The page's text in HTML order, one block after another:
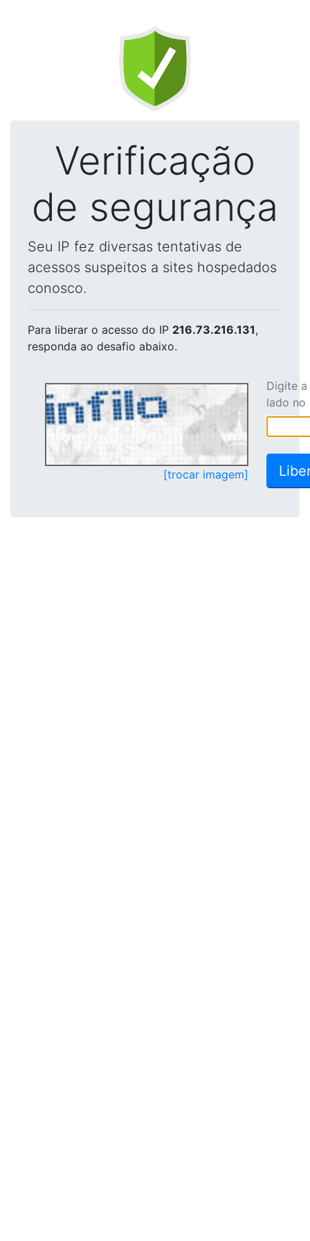
Verificação
de segurança
Seu IP fez diversas tentativas de
acessos suspeitos a sites hospedados
conosco.
Para liberar o acesso do IP 216.73.216.131,
responda ao desafio abaixo.
[trocar imagem]
Digite
lado no